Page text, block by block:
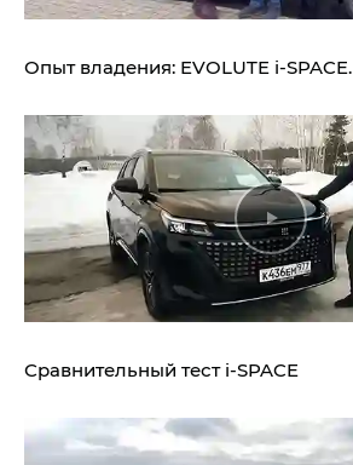
Опыт владения: EVOLUTE i‑SPACE.
Сравнительный тест i‑SPACE